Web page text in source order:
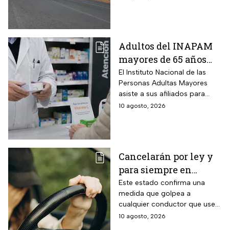
Adultos del INAPAM
mayores de 65 años
pueden acceder al
aguinaldo y Pensión
del Bienestar: paso a
paso para inscribirte y
El Instituto Nacional de las
Personas Adultas Mayores
asiste a sus afiliados para
conseguir un empleo además
10 agosto, 2026
Cancelarán por ley y
para siempre en
Jalisco la licencia de
conducir de todos los
conductores que
circulen en estos
Este estado confirma una
medida que golpea a
cualquier conductor que use
su auto particular con
10 agosto, 2026